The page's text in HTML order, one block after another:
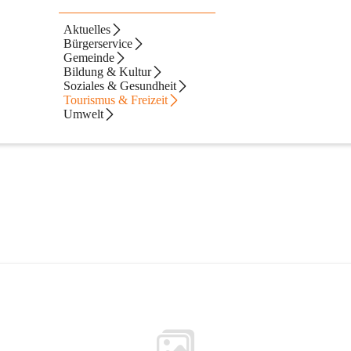
Aktuelles
Bürgerservice
Gemeinde
Bildung & Kultur
Soziales & Gesundheit
Tourismus & Freizeit
Umwelt